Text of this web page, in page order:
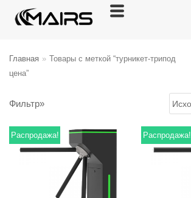
Перейти
Главная » Товары с меткой “турникет-трипод
цена”
Фильтр»
Распродажа! Распродажа!